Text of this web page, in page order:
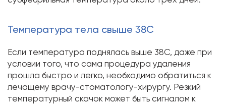
Температура тела свыше 38С
Если температура поднялась выше 38С, даже при
условии того, что сама процедура удаления
прошла быстро и легко, необходимо обратиться к
лечащему врачу-стоматологу-хирургу. Резкий
температурный скачок может быть сигналом к